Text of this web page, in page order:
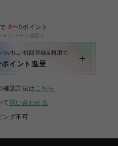
0〜0ポイント
ンペーン分除く
ル払い初回登録&利用で
イント進呈
確認方法はこちら
て 問い合わせる
ング不可